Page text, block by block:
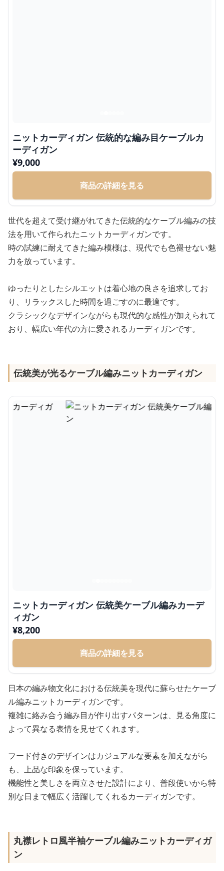
ニットカーディガン 伝統的な編み目ケーブルカ
ーディガン
¥9,000
商品の詳細を見る
世代を超えて受け継がれてきた伝統的なケーブル編みの技
法を用いて作られたニットカーディガンです。
時の試練に耐えてきた編み模様は、現代でも色褪せない魅
力を放っています。
ゆったりとしたシルエットは着心地の良さを追求してお
り、リラックスした時間を過ごすのに最適です。
クラシックなデザインながらも現代的な感性が加えられて
おり、幅広い年代の方に愛されるカーディガンです。
伝統美が光るケーブル編みニットカーディガン
ニットカーディガン 伝統美ケーブル編みカーデ
ィガン
¥8,200
商品の詳細を見る
日本の編み物文化における伝統美を現代に蘇らせたケーブ
ル編みニットカーディガンです。
複雑に絡み合う編み目が作り出すパターンは、見る角度に
よって異なる表情を見せてくれます。
フード付きのデザインはカジュアルな要素を加えながら
も、上品な印象を保っています。
機能性と美しさを両立させた設計により、普段使いから特
別な日まで幅広く活躍してくれるカーディガンです。
丸襟レトロ風半袖ケーブル編みニットカーディガ
ン